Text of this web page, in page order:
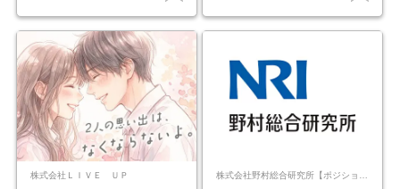
株式会社ＬＩＶＥ ＵＰ